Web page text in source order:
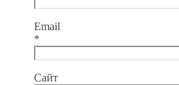
Email
*
Сайт